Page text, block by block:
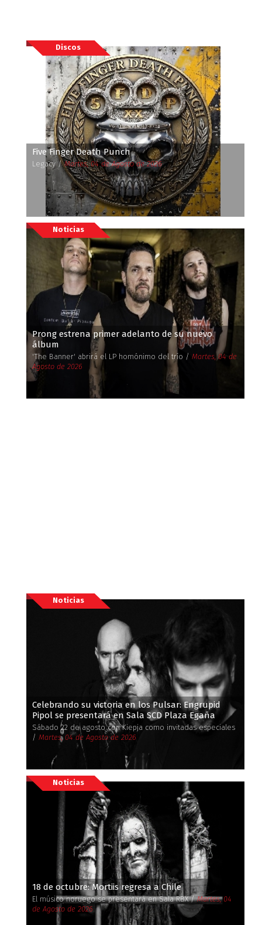
Discos
Five Finger Death Punch
Legacy /Martes, 04 de Agosto de 2026
Noticias
Prong estrena primer adelanto de su nuevo
álbum
'The Banner' abrirá el LP homónimo del trío / Martes, 04 de
Agosto de 2026
Noticias
Celebrando su victoria en los Pulsar: Engrupid
Pipol se presentará en Sala SCD Plaza Egaña
Sábado 22 de agosto con Kiepja como invitadas especiales
/ Martes, 04 de Agosto de 2026
Noticias
18 de octubre: Mortiis regresa a Chile
El músico noruego se presentará en Sala RBX /Martes, 04
de Agosto de 2026